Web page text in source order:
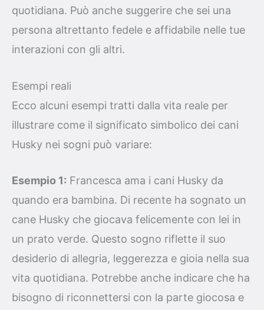
quotidiana. Può anche suggerire che sei una
persona altrettanto fedele e affidabile nelle tue
interazioni con gli altri.
Esempi reali
Ecco alcuni esempi tratti dalla vita reale per
illustrare come il significato simbolico dei cani
Husky nei sogni può variare:
Esempio 1: Francesca ama i cani Husky da
quando era bambina. Di recente ha sognato un
cane Husky che giocava felicemente con lei in
un prato verde. Questo sogno riflette il suo
desiderio di allegria, leggerezza e gioia nella sua
vita quotidiana. Potrebbe anche indicare che ha
bisogno di riconnettersi con la parte giocosa e